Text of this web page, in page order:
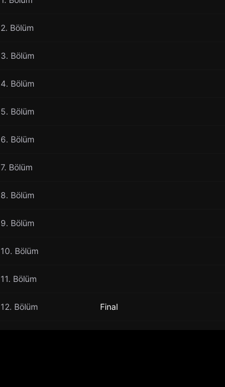
2. Bölüm
3. Bölüm
4. Bölüm
5. Bölüm
6. Bölüm
7. Bölüm
8. Bölüm
9. Bölüm
10. Bölüm
11. Bölüm
12. Bölüm Final